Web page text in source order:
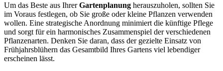
Um das Beste aus IhrerGartenplanung herauszuholen, sollten Sie
im Voraus festlegen, ob Sie große oder kleine Pflanzen verwenden
wollen. Eine strategische Anordnung minimiert die künftige Pflege
und sorgt für ein harmonisches Zusammenspiel der verschiedenen
Pflanzenarten. Denken Sie daran, dass der gezielte Einsatz von
Frühjahrsblühern das Gesamtbild Ihres Gartens viel lebendiger
erscheinen lässt.